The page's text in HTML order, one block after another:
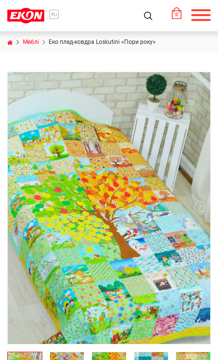
RU 0
Меблі Еко плед-ковдра Loskutini «Пори року»